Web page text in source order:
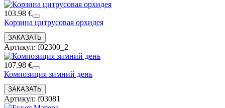
103.98 €
Корзина цитрусовая орхидея
Артикул: f02300_2
107.98 €
Композиция зимний день
Артикул: f03081